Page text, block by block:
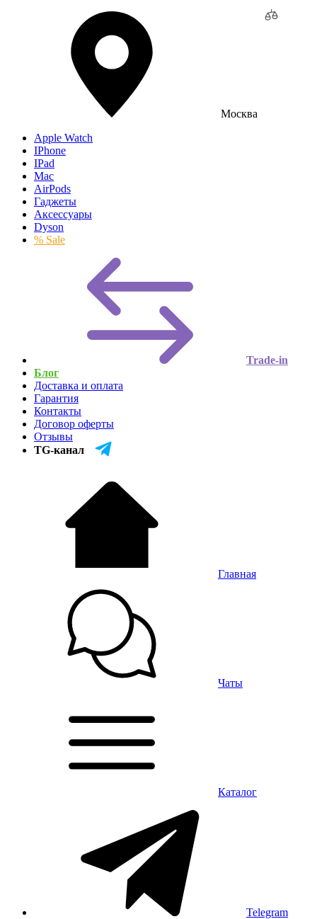
Москва
Apple Watch
IPhone
IPad
Mac
AirPods
Гаджеты
Аксессуары
Dyson
% Sale
Trade-in
Блог
Доставка и оплата
Гарантия
Контакты
Договор оферты
Отзывы
TG-канал
Главная
Чаты
Каталог
Telegram